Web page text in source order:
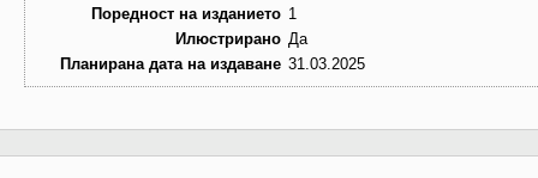
Поредност на изданието 1
Илюстрирано Да
Планирана дата на издаване 31.03.2025